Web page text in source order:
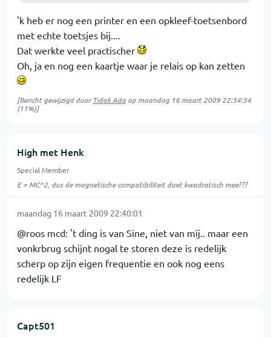
'k heb er nog een printer en een opkleef-toetsenbord
met echte toetsjes bij....
Dat werkte veel practischer
Oh, ja en nog een kaartje waar je relais op kan zetten
[Bericht gewijzigd doorTidak Ada op maandag 16 maart 2009 22:34:34
(11%)]
High met Henk
Special Member
E = MC^2, dus de magnetische compatibiliteit doet kwadratisch mee???
maandag 16 maart 2009 22:40:01
@roos mcd: 't ding is van Sine, niet van mij.. maar een
vonkrbrug schijnt nogal te storen deze is redelijk
scherp op zijn eigen frequentie en ook nog eens
redelijk LF
Capt501